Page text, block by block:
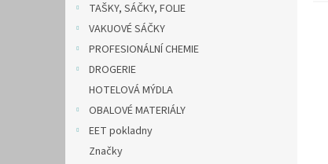
TAŠKY, SÁČKY, FOLIE
VAKUOVÉ SÁČKY
PROFESIONÁLNÍ CHEMIE
DROGERIE
HOTELOVÁ MÝDLA
OBALOVÉ MATERIÁLY
EET pokladny
Značky